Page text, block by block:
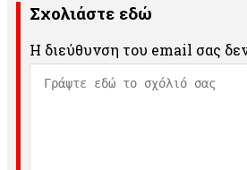
Σχολιάστε εδώ
Η διεύθυνση του email σας